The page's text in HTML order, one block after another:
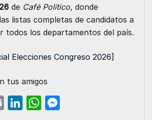
de Café Político, donde
listas completas de candidatos a
todos los departamentos del país.
Elecciones Congreso 2026]
tus amigos
W